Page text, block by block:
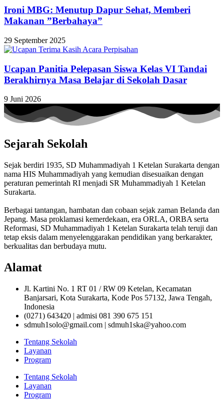
Ironi MBG: Menutup Dapur Sehat, Memberi
Makanan ”Berbahaya”
29 September 2025
Ucapan Panitia Pelepasan Siswa Kelas VI Tandai
Berakhirnya Masa Belajar di Sekolah Dasar
9 Juni 2026
Sejarah Sekolah
Sejak berdiri 1935, SD Muhammadiyah 1 Ketelan Surakarta dengan
nama HIS Muhammadiyah yang kemudian disesuaikan dengan
peraturan pemerintah RI menjadi SR Muhammadiyah 1 Ketelan
Surakarta.
Berbagai tantangan, hambatan dan cobaan sejak zaman Belanda dan
Jepang. Masa proklamasi kemerdekaan, era ORLA, ORBA serta
Reformasi, SD Muhammadiyah 1 Ketelan Surakarta telah teruji dan
tetap eksis dalam menyelenggarakan pendidikan yang berkarakter,
berkualitas dan berbudaya mutu.
Alamat
Jl. Kartini No. 1 RT 01 / RW 09 Ketelan, Kecamatan
Banjarsari, Kota Surakarta, Kode Pos 57132, Jawa Tengah,
Indonesia
(0271) 643420 | admisi 081 390 675 151
sdmuh1solo@gmail.com | sdmuh1ska@yahoo.com
Tentang Sekolah
Layanan
Program
Tentang Sekolah
Layanan
Program